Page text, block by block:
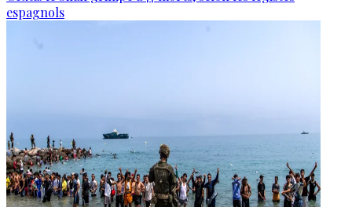
espagnols